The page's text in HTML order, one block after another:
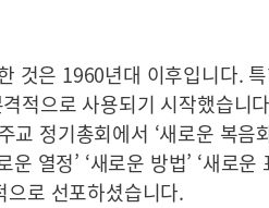
것은 1960년대 이후입니다.
적으로 사용되기 시작했습니
정기총회에서 ‘새로운 복음
열정’ ‘새로운 방법’ ‘새로운
로 선포하셨습니다.